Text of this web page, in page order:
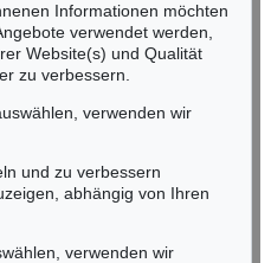
verpassen!
rechtzeitig.
Informationen möchten
verwendet werden,
Website(s) und Qualität
zu verbessern.
verwenden wir
und zu verbessern
abhängig von Ihren
verwenden wir